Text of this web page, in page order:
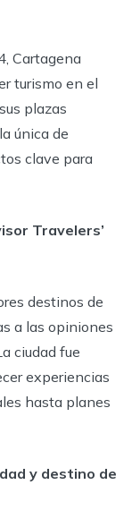
Cartagena
turismo en el
plazas
única de
clave para
Travelers’
destinos de
a las opiniones
ciudad fue
experiencias
hasta planes
y destino de